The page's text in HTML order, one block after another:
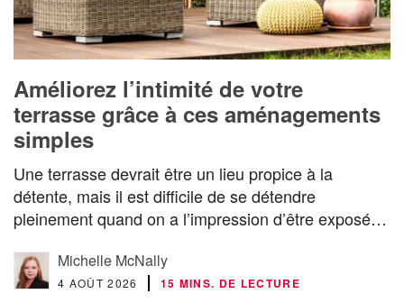
Améliorez l’intimité de votre
terrasse grâce à ces aménagements
simples
Une terrasse devrait être un lieu propice à la
détente, mais il est difficile de se détendre
pleinement quand on a l’impression d’être exposé…
Michelle McNally
4 AOÛT 2026 15 MINS. DE LECTURE